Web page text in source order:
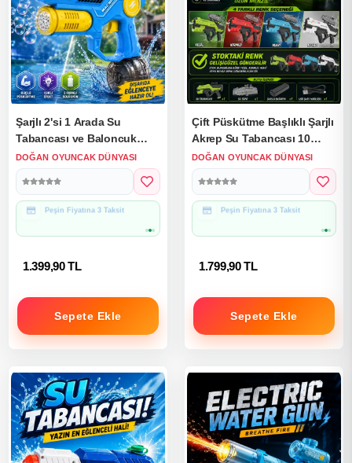
Şarjlı 2'si 1 Arada Su
Tabancası ve Baloncuk
Tabancası Mavi - Elektirikli
Water Gun Köpük
Tabancası
DOĞAN OYUNCAK DÜNYASI
Hediye Paketine Uygun
1.399,90 TL
Sepete Ekle
Çift Püskütme Başlıklı Şarjlı
Akrep Su Tabancası 10
Metre Menzilli - Elektirikli
Su Eğlencesi Su Silahı
DOĞAN OYUNCAK DÜNYASI
Hediye Paketine Uygun
1.799,90 TL
Sepete Ekle